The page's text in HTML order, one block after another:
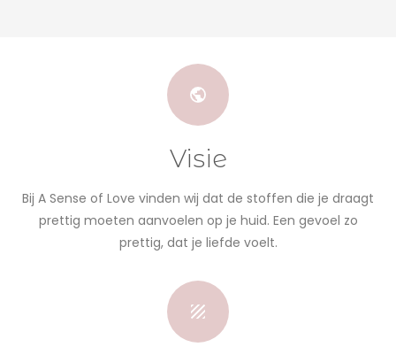
Visie
Bij A Sense of Love vinden wij dat de stoffen die je draagt
prettig moeten aanvoelen op je huid. Een gevoel zo
prettig, dat je liefde voelt.